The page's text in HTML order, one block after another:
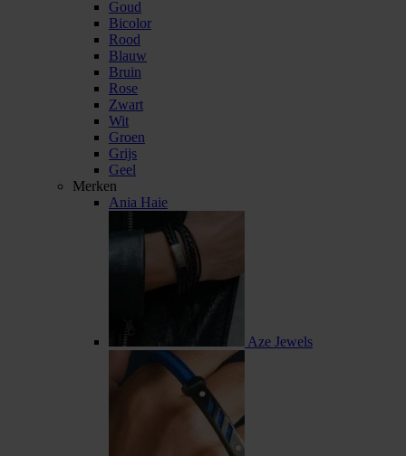
Goud
Bicolor
Rood
Blauw
Bruin
Rose
Zwart
Wit
Groen
Grijs
Geel
Merken
Ania Haie
Aze Jewels